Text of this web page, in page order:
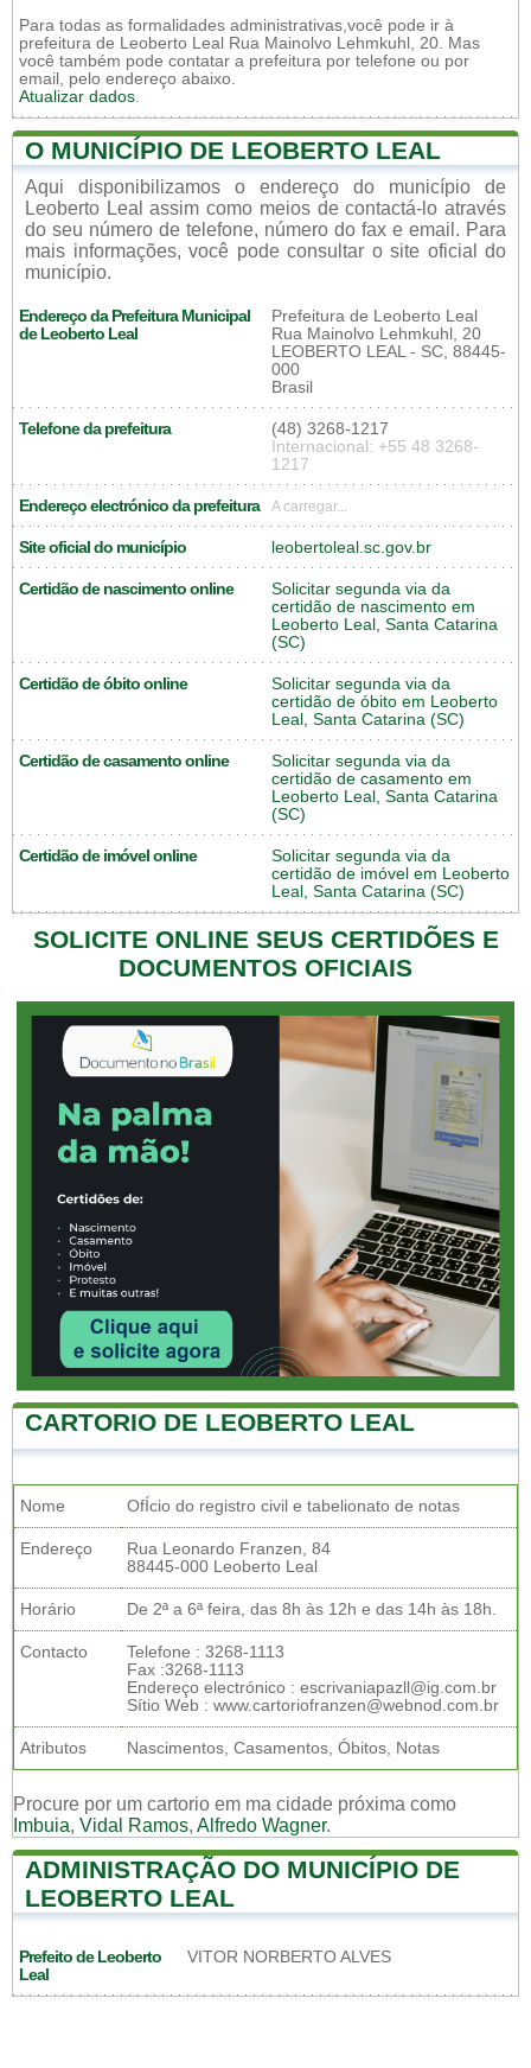
Para todas as formalidades administrativas,você pode ir à
prefeitura de Leoberto Leal Rua Mainolvo Lehmkuhl, 20. Mas
você também pode contatar a prefeitura por telefone ou por
email, pelo endereço abaixo.
Atualizar dados.
O MUNICÍPIO DE LEOBERTO LEAL
Aqui disponibilizamos o endereço do município de
Leoberto Leal assim como meios de contactá-lo através
do seu número de telefone, número do fax e email. Para
mais informações, você pode consultar o site oficial do
município.
Endereço da Prefeitura Municipal
de Leoberto Leal
Prefeitura de Leoberto Leal
Rua Mainolvo Lehmkuhl, 20
LEOBERTO LEAL - SC, 88445-
000
Brasil
Telefone da prefeitura
(48) 3268-1217
Internacional: +55 48 3268-
1217
Endereço electrónico da prefeitura A carregar...
Site oficial do município leobertoleal.sc.gov.br
Certidão de nascimento online
Solicitar segunda via da
certidão de nascimento em
Leoberto Leal, Santa Catarina
(SC)
Certidão de óbito online
Solicitar segunda via da
certidão de óbito em Leoberto
Leal, Santa Catarina (SC)
Certidão de casamento online
Solicitar segunda via da
certidão de casamento em
Leoberto Leal, Santa Catarina
(SC)
Certidão de imóvel online
Solicitar segunda via da
certidão de imóvel em Leoberto
Leal, Santa Catarina (SC)
SOLICITE ONLINE SEUS CERTIDÕES E
DOCUMENTOS OFICIAIS
CARTORIO DE LEOBERTO LEAL
Nome OfÍcio do registro civil e tabelionato de notas
Endereço
Rua Leonardo Franzen, 84
88445-000 Leoberto Leal
Horário De 2ª a 6ª feira, das 8h às 12h e das 14h às 18h.
Contacto
Telefone : 3268-1113
Fax :3268-1113
Endereço electrónico : escrivaniapazll@ig.com.br
Sítio Web : www.cartoriofranzen@webnod.com.br
Atributos Nascimentos, Casamentos, Óbitos, Notas
Procure por um cartorio em ma cidade próxima como
Imbuia, Vidal Ramos, Alfredo Wagner.
ADMINISTRAÇÃO DO MUNICÍPIO DE
LEOBERTO LEAL
Prefeito de Leoberto
Leal
VITOR NORBERTO ALVES